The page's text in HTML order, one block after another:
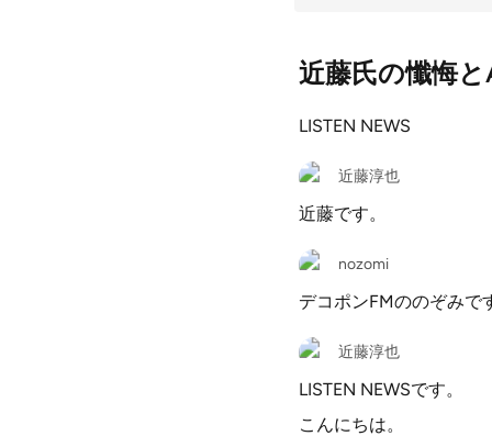
近藤氏の懺悔
LISTEN NEWS
近藤淳也
近藤です。
nozomi
デコポンFMののぞみで
近藤淳也
LISTEN NEWSです。
こんにちは。